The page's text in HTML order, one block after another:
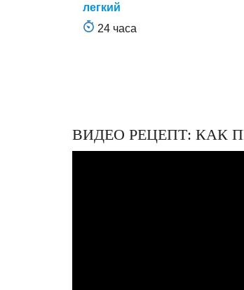
легкий
24 часа
ВИДЕО РЕЦЕПТ: КАК